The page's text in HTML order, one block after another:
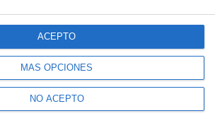
MÁS OPCIONES
NO ACEPTO
ACEPTO